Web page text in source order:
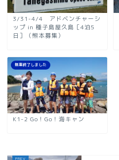
3/31-4/4 アドベンチャーシ
ップ in 種子島屋久島［4泊5
日］（熊本募集）
無事終了しました
K1-2 Go！Go！海キャン